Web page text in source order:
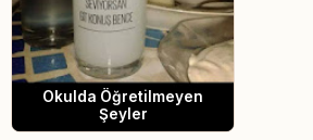
Okulda Öğretilmeyen
Şeyler